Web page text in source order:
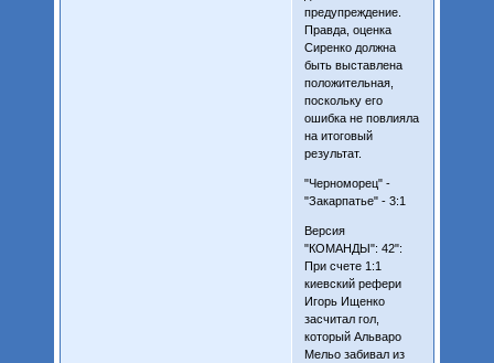
предупреждение.
Правда, оценка
Сиренко должна
быть выставлена
положительная,
поскольку его
ошибка не повлияла
на итоговый
результат.
"Черноморец" -
"Закарпатье" - 3:1
Версия
"КОМАНДЫ": 42":
При счете 1:1
киевский рефери
Игорь Ищенко
засчитал гол,
который Альваро
Мельо забивал из